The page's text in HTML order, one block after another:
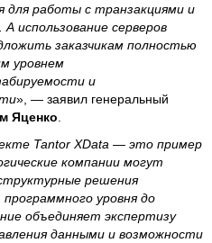
для работы с транзакциями и
использование серверов
заказчикам полностью
уровнем
и
», — заявил генеральный
Яценко
Tantor XData — это пример
компании могут
решения
уровня до
объединяет экспертизу
данными и возможности